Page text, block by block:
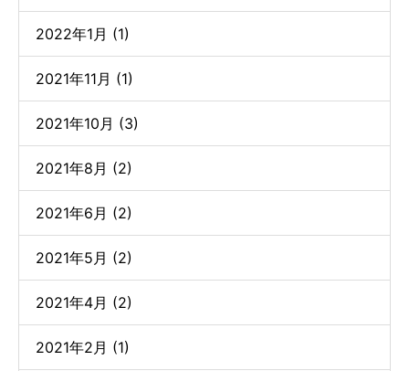
2022年1月 (1)
2021年11月 (1)
2021年10月 (3)
2021年8月 (2)
2021年6月 (2)
2021年5月 (2)
2021年4月 (2)
2021年2月 (1)